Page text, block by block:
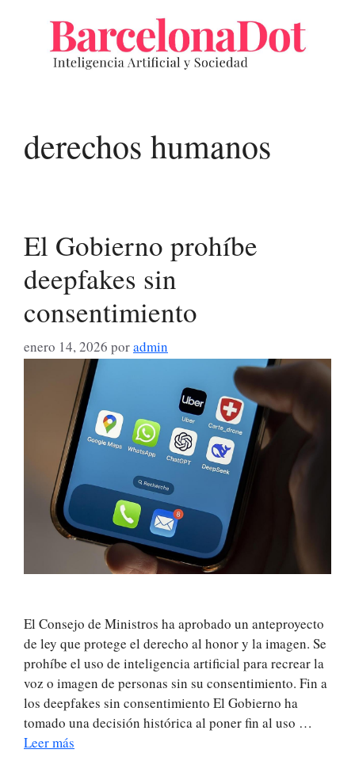
contenido
derechos humanos
El Gobierno prohíbe
deepfakes sin
consentimiento
enero 14, 2026 poradmin
El Consejo de Ministros ha aprobado un anteproyecto
de ley que protege el derecho al honor y la imagen. Se
prohíbe el uso de inteligencia artificial para recrear la
voz o imagen de personas sin su consentimiento. Fin a
los deepfakes sin consentimiento El Gobierno ha
tomado una decisión histórica al poner fin al uso …
Leer más